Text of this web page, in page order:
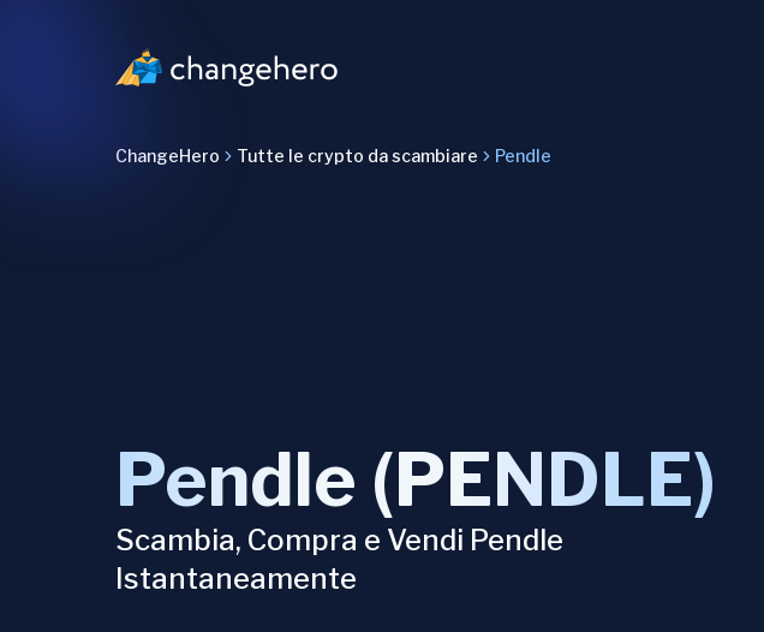
ChangeHero Tutte le crypto da scambiare Pendle
Pendle (PENDLE)
Scambia, Compra e Vendi Pendle
Istantaneamente